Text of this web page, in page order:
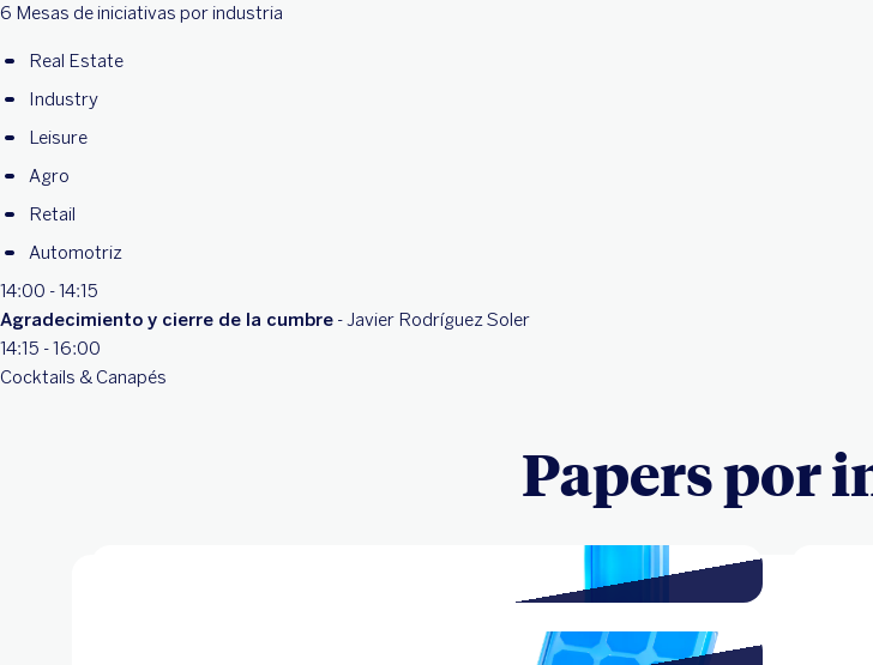
6 Mesas de iniciativas por industria
Real Estate
Industry
Leisure
Agro
Retail
Automotriz
14:00 - 14:15
Agradecimiento y cierre de la cumbre - Javier Rodríguez Soler
14:15 - 16:00
Cocktails & Canapés
Papers por